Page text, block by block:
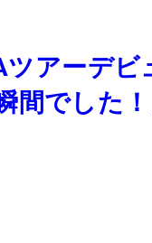
アーデビ
間でした